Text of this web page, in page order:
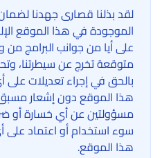
لقد بذلنا قصارى جهدنا
الموجودة في هذا الموقع
على أيا من جوانب البرامج
متوقعة تخرج عن سيطرتنا،
بالحق في إجراء تعديلات
هذا الموقع دون إشعار
مسؤولتين عن أي خسارة أو
سوء استخدام أو اعتماد
هذا الموقع.